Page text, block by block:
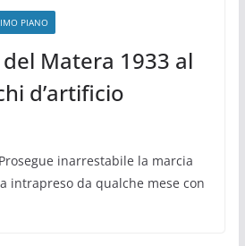
PIANO
Matera 1933 al
d’artificio
inarrestabile la marcia
intrapreso da qualche mese con